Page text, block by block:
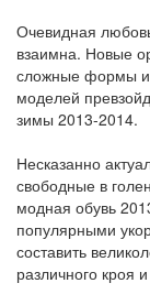
Очевидная
взаимна. Новые
сложные формы
моделей
зимы 2013-2014.
Несказанно
свободные в
модная обувь
популярными
составить
различного кроя